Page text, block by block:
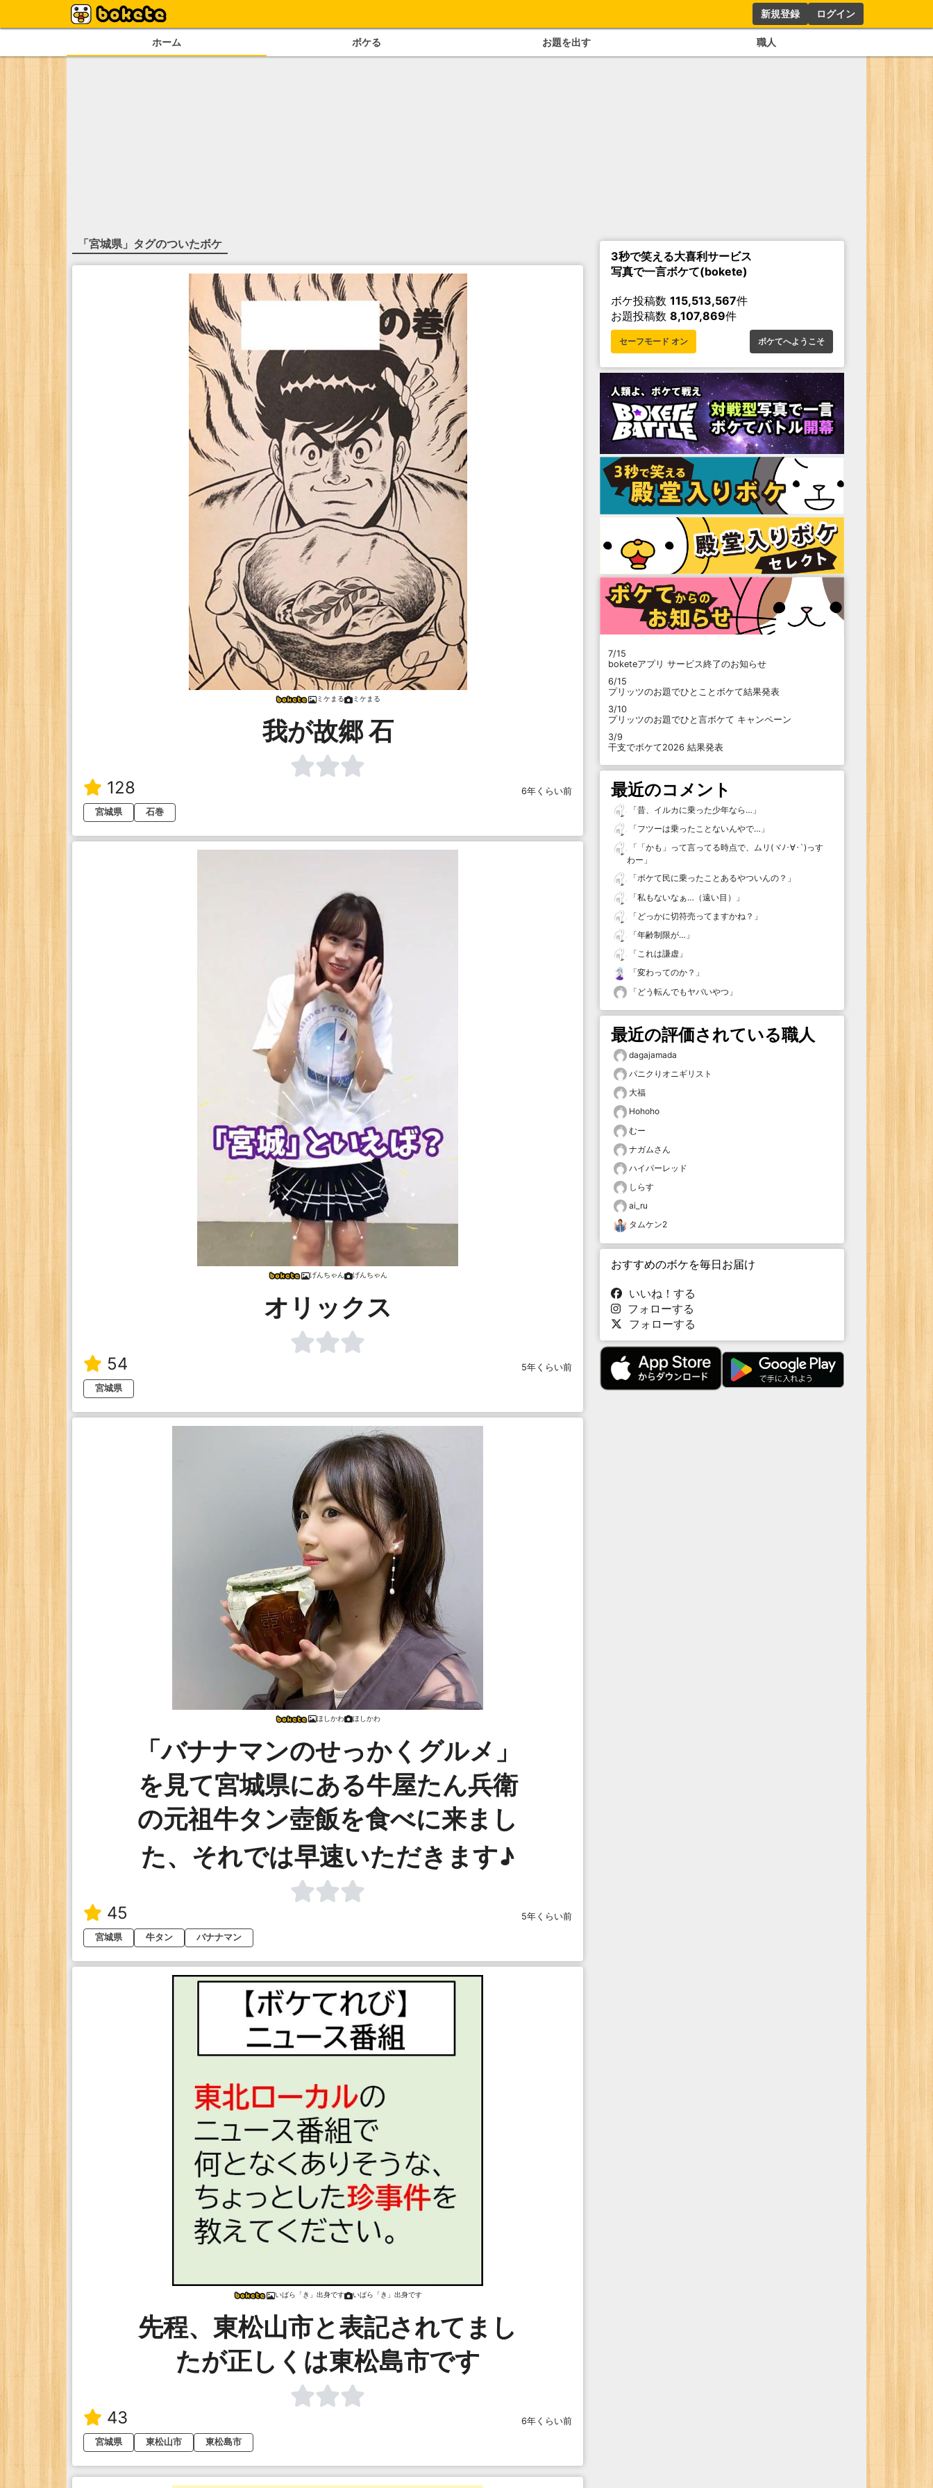
新規登録 ログイン
ホーム ボケる お題を出す 職人
「宮城県 」タグのついたボケ
ミケまる ミケまる
我が故郷 石
128
6年くらい前
宮城県
石巻
げんちゃん げんちゃん
オリックス
54
5年くらい前
宮城県
ほしかわ ほしかわ
「バナナマンのせっかくグルメ」
を見て宮城県にある牛屋たん兵衛
の元祖牛タン壺飯を食べに来まし
た、それでは早速いただきます♪
45
5年くらい前
宮城県
牛タン バナナマン
いばら「き」出身です いばら「き」出身です
先程、東松山市と表記されてまし
たが正しくは東松島市です
43
6年くらい前
宮城県
東松山市 東松島市
3秒で笑える大喜利サービス
写真で一言ボケて(bokete)
ボケ投稿数 115,513,567件
お題投稿数 8,107,869件
セーフモード オン ボケてへようこそ
7/15
boketeアプリ サービス終了のお知らせ
6/15
プリッツのお題でひとことボケて結果発表
3/10
プリッツのお題でひと言ボケて キャンペーン
3/9
干支でボケて2026 結果発表
最近のコメント
「昔、イルカに乗った少年なら… 」
「フツーは乗ったことないんやで… 」
「 「かも」って言ってる時点で、ムリ(ヾﾉ･∀･`)っす
わー 」
「ボケて民に乗ったことあるやついんの？ 」
「私もないなぁ…（遠い目）
」
「 どっかに切符売ってますかね？ 」
「年齢制限が… 」
「これは謙虚 」
「変わってのか？ 」
「 どう転んでもヤバいやつ 」
最近の評価されている職人
dagajamada
パニクりオニギリスト
大福
Hohoho
むー
ナガムさん
ハイパーレッド
しらす
ai_ru
タムケン2
おすすめのボケを毎日お届け
いいね！する
フォローする
フォローする